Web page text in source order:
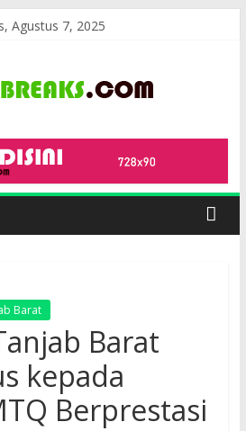
Agustus 7, 2025
Barat
Barat
kepada
Berprestasi